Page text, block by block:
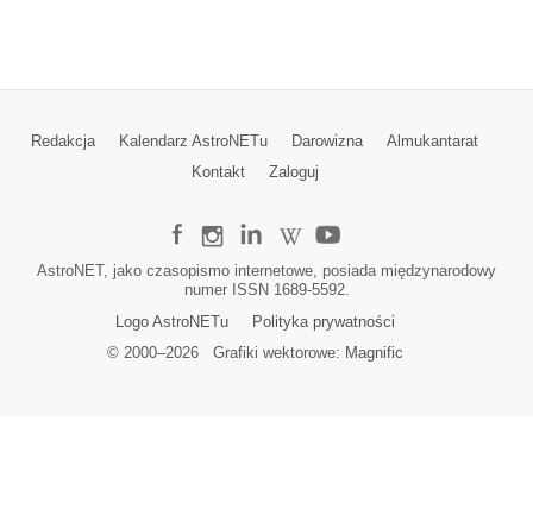
Redakcja Kalendarz AstroNETu Darowizna
Almukantarat
Kontakt
Zaloguj
AstroNET, jako czasopismo internetowe, posiada międzynarodowy
numer ISSN 1689-5592.
Logo AstroNETu
Polityka prywatności
© 2000–2026Grafiki wektorowe: Magnific